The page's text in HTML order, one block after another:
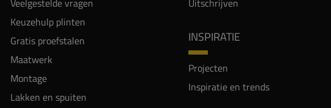
Veelgestelde vragen
Keuzehulp plinten
Gratis proefstalen
Maatwerk
Montage
Lakken en spuiten
Uitschrijven
INSPIRATIE
Projecten
Inspiratie en trends